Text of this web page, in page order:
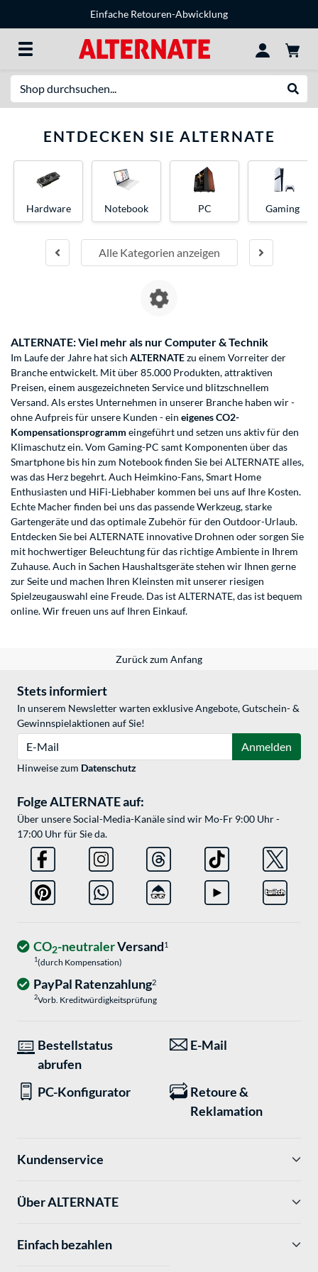
Einfache Retouren-Abwicklung
ENTDECKEN SIE ALTERNATE
Alle Kategorien anzeigen
Hardware Notebook PC Gaming
ALTERNATE: Viel mehr als nur Computer & Technik
Im Laufe der Jahre hat sich ALTERNATEzu einem Vorreiter der
Branche entwickelt. Mit über 85.000 Produkten, attraktiven
Preisen, einem ausgezeichneten Service und blitzschnellem
Versand. Als erstes Unternehmen in unserer Branche haben wir -
ohne Aufpreis für unsere Kunden - ein eigenes CO2-
Kompensationsprogramm eingeführt und setzen uns aktiv für den
Klimaschutz ein. Vom Gaming-PC samt Komponenten über das
Smartphone bis hin zum Notebook finden Sie bei ALTERNATE alles,
was das Herz begehrt. Auch Heimkino-Fans, Smart Home
Enthusiasten und HiFi-Liebhaber kommen bei uns auf Ihre Kosten.
Echte Macher finden bei uns das passende Werkzeug, starke
Gartengeräte und das optimale Zubehör für den Outdoor-Urlaub.
Entdecken Sie bei ALTERNATE innovative Drohnen oder sorgen Sie
mit hochwertiger Beleuchtung für das richtige Ambiente in Ihrem
Zuhause. Auch in Sachen Haushaltsgeräte stehen wir Ihnen gerne
zur Seite und machen Ihren Kleinsten mit unserer riesigen
Spielzeugauswahl eine Freude. Das ist ALTERNATE, das ist bequem
online. Wir freuen uns auf Ihren Einkauf.
Zurück zum Anfang
Stets informiert
In unserem Newsletter warten exklusive Angebote, Gutschein- &
Gewinnspielaktionen auf Sie!
Anmelden
Hinweise zum Datenschutz
Folge ALTERNATE auf:
Über unsere Social-Media-Kanäle sind wir Mo-Fr 9:00 Uhr -
17:00 Uhr für Sie da.
CO2-neutralerVersand1
1(durch Kompensation)
PayPal Ratenzahlung2
2Vorb. Kreditwürdigkeitsprüfung
Bestellstatus
abrufen
E-Mail
PC-Konfigurator
Retoure &
Reklamation
Kundenservice
Über ALTERNATE
Einfach bezahlen